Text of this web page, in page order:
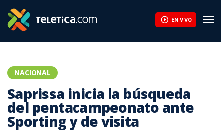
EN VIVO
NACIONAL
Saprissa inicia la búsqueda
del pentacampeonato ante
Sporting y de visita